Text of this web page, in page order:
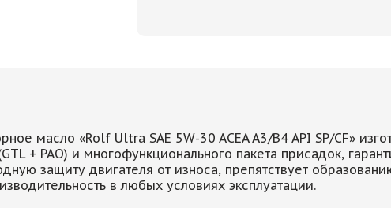
масло «Rolf Ultra SAE 5W-30 ACEA A3/B4 API SP/CF»
+ PAO) и многофункционального пакета присадок,
защиту двигателя от износа, препятствует
в любых условиях эксплуатации.